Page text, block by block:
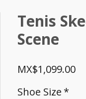
Tenis
Scene
MX$1,099.00
Shoe Size *